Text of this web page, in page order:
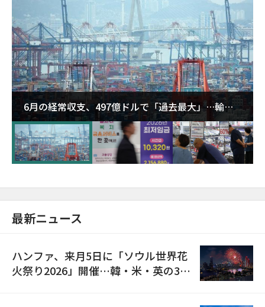
6月の経常収支、497億ドルで「過去最大」…輸出
が初の1000億ドル突破
最新ニュース
ハンファ、来月5日に「ソウル世界花
火祭り2026」開催…韓・米・英の3カ